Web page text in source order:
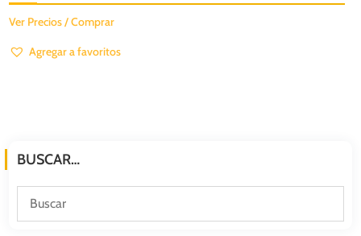
Ver Precios / Comprar
Agregar a favoritos
BUSCAR…